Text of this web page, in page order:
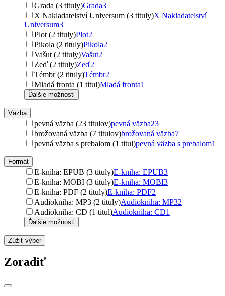
Grada (3 tituly)Grada3
X Nakladatelství Universum (3 tituly)X Nakladatelství
Universum3
Plot (2 tituly)Plot2
Pikola (2 tituly)Pikola2
Vašut (2 tituly)Vašut2
Zeď (2 tituly)Zeď2
Témbr (2 tituly)Témbr2
Mladá fronta (1 titul)Mladá fronta1
Ďalšie možnosti
Väzba
pevná väzba (23 titulov)pevná väzba23
brožovaná väzba (7 titulov)brožovaná väzba7
pevná väzba s prebalom (1 titul)pevná väzba s prebalom1
Formát
E-kniha: EPUB (3 tituly)E-kniha: EPUB3
E-kniha: MOBI (3 tituly)E-kniha: MOBI3
E-kniha: PDF (2 tituly)E-kniha: PDF2
Audiokniha: MP3 (2 tituly)Audiokniha: MP32
Audiokniha: CD (1 titul)Audiokniha: CD1
Ďalšie možnosti
Zúžiť výber
Zoradiť